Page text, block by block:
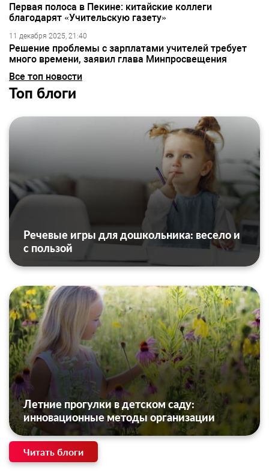
Первая полоса в Пекине: китайские коллеги
благодарят «Учительскую газету»
11 декабря 2025, 21:40
Решение проблемы с зарплатами учителей требует
много времени, заявил глава Минпросвещения
Все топ новости
Топ блоги
Речевые игры для дошкольника: весело и
с пользой
Летние прогулки в детском саду:
инновационные методы организации
Читать блоги